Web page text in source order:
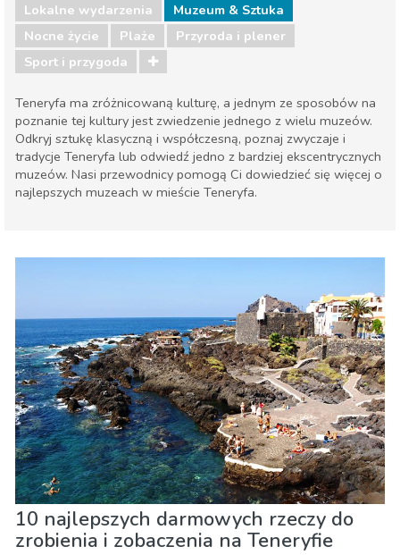
Lokalne wydarzenia
Muzeum & Sztuka
Nocne życie
Plaże
Przyroda i plener
Sport i przygoda
Teneryfa ma zróżnicowaną kulturę, a jednym ze sposobów na
poznanie tej kultury jest zwiedzenie jednego z wielu muzeów.
Odkryj sztukę klasyczną i współczesną, poznaj zwyczaje i
tradycje Teneryfa lub odwiedź jedno z bardziej ekscentrycznych
muzeów. Nasi przewodnicy pomogą Ci dowiedzieć się więcej o
najlepszych muzeach w mieście Teneryfa.
Muzeum & Sztuka
Nocne życie
Plaże
Przyroda i plener
Sport i przygoda
10 najlepszych darmowych rzeczy do
zrobienia i zobaczenia na Teneryfie